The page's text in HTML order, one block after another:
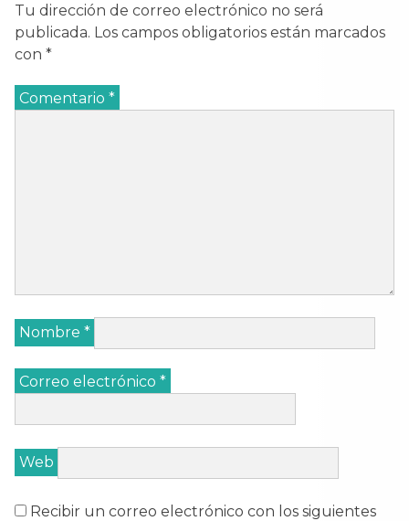
Tu dirección de correo electrónico no será
publicada. Los campos obligatorios están marcados
con *
Comentario *
Nombre *
Correo electrónico *
Web
Recibir un correo electrónico con los siguientes